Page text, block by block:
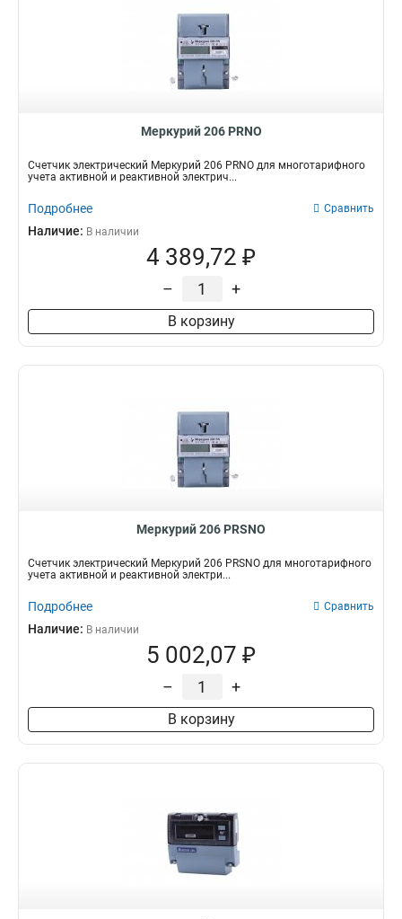
Меркурий 206 PRNO
Счетчик электрический Меркурий 206 PRNO для многотарифного
учета активной и реактивной электрич...
Подробнее Сравнить
Наличие: В наличии
4 389,72 ₽
– +
В корзину
Меркурий 206 PRSNO
Счетчик электрический Меркурий 206 PRSNO для многотарифного
учета активной и реактивной электри...
Подробнее Сравнить
Наличие: В наличии
5 002,07 ₽
– +
В корзину